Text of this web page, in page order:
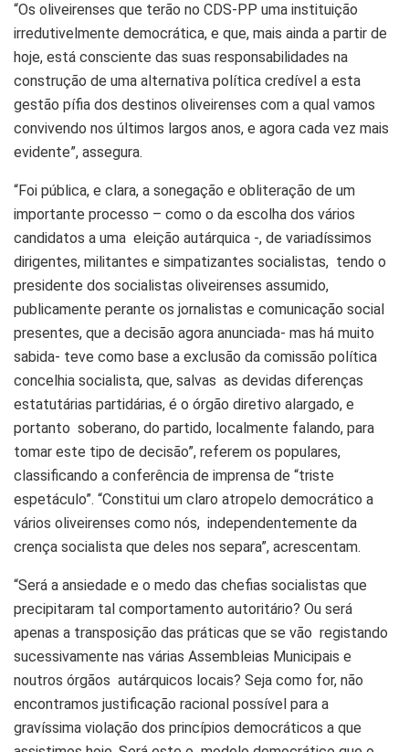
“Os oliveirenses que terão no CDS-PP uma instituição
irredutivelmente democrática, e que, mais ainda a partir de
hoje, está consciente das suas responsabilidades na
construção de uma alternativa política credível a esta
gestão pífia dos destinos oliveirenses com a qual vamos
convivendo nos últimos largos anos, e agora cada vez mais
evidente”, assegura.
“Foi pública, e clara, a sonegação e obliteração de um
importante processo – como o da escolha dos vários
candidatos a uma eleição autárquica -, de variadíssimos
dirigentes, militantes e simpatizantes socialistas, tendo o
presidente dos socialistas oliveirenses assumido,
publicamente perante os jornalistas e comunicação social
presentes, que a decisão agora anunciada- mas há muito
sabida- teve como base a exclusão da comissão política
concelhia socialista, que, salvas as devidas diferenças
estatutárias partidárias, é o órgão diretivo alargado, e
portanto soberano, do partido, localmente falando, para
tomar este tipo de decisão”, referem os populares,
classificando a conferência de imprensa de “triste
espetáculo”. “Constitui um claro atropelo democrático a
vários oliveirenses como nós, independentemente da
crença socialista que deles nos separa”, acrescentam.
“Será a ansiedade e o medo das chefias socialistas que
precipitaram tal comportamento autoritário? Ou será
apenas a transposição das práticas que se vão registando
sucessivamente nas várias Assembleias Municipais e
noutros órgãos autárquicos locais? Seja como for, não
encontramos justificação racional possível para a
gravíssima violação dos princípios democráticos a que